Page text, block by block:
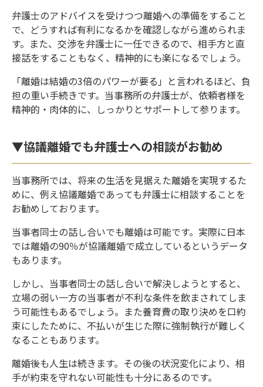
弁護士のアドバイスを受けつつ離婚への準備をすること
で、どうすれば有利になるかを確認しながら進められま
す。また、交渉を弁護士に一任できるので、相手方と直
接話をすることもなく、精神的にも楽になるでしょう。
「離婚は結婚の3倍のパワーが要る」と言われるほど、負
担の重い手続きです。当事務所の弁護士が、依頼者様を
精神的・肉体的に、しっかりとサポートして参ります。
▼協議離婚でも弁護士への相談がお勧め
当事務所では、将来の生活を見据えた離婚を実現するた
めに、例え協議離婚であっても弁護士に相談することを
お勧めしております。
当事者同士の話し合いでも離婚は可能です。実際に日本
では離婚の90％が協議離婚で成立しているというデータ
もあります。
しかし、当事者同士の話し合いで解決しようとすると、
立場の弱い一方の当事者が不利な条件を飲まされてしま
う可能性もあるでしょう。また養育費の取り決めを口約
束にしたために、不払いが生じた際に強制執行が難しく
なることもあります。
離婚後も人生は続きます。その後の状況変化により、相
手が約束を守れない可能性も十分にあるのです。